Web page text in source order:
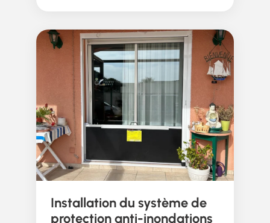
Installation du système de
protection anti-inondations